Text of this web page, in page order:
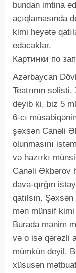
bundan imtina
açıqlamasında
kimi heyətə
edəcəklər.
Картинки по
Azərbaycan
Teatrının
deyib ki, biz 5
6-cı
şəxsən Canəli
olunmasını
və hazırkı
Canəli Əkbərov
dava-qırğın
qatılsın.
mən münsif
Burada mənim
və o isə qərəzli
mümkün deyil.
xüsusən